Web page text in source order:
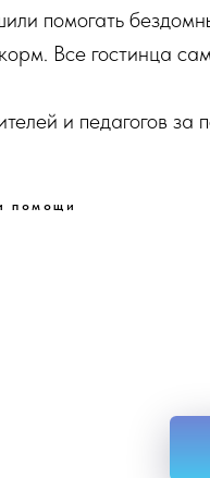
помогать
Все гостинца
и педагогов
помощи